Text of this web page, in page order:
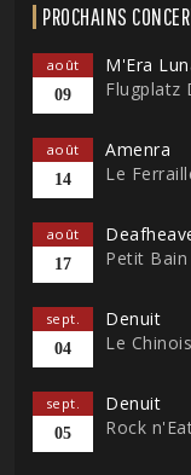
PROCHAINS
août
09
M'Era
Flugplatz
août
14
Amenra
Le
août
17
Petit
sept.
04
Denuit
Le
sept.
05
Denuit
Rock